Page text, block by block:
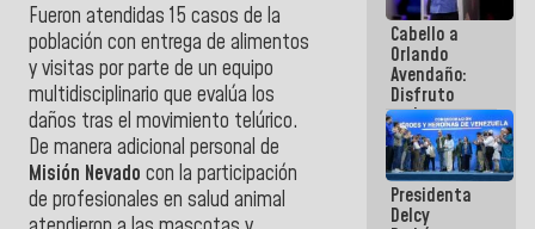
Fueron atendidas 15 casos de la
población con entrega de alimentos
y visitas por parte de un equipo
multidisciplinario que evalúa los
daños tras el movimiento telúrico.
De manera adicional personal de
Misión Nevado con la participación
de profesionales en salud animal
Cabello a
Orlando
Avendaño:
Disfruto
cada vez
que escribes
porque lo
que haces
es
embarrarla
Presidenta
Delcy